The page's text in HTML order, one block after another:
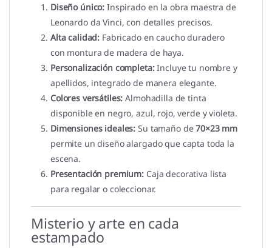
Diseño único: Inspirado en la obra maestra de
Leonardo da Vinci, con detalles precisos.
Alta calidad: Fabricado en caucho duradero
con montura de madera de haya.
Personalización completa:Incluye tu nombre y
apellidos, integrado de manera elegante.
Colores versátiles: Almohadilla de tinta
disponible en negro, azul, rojo, verde y violeta.
Dimensiones ideales: Su tamaño de70×23 mm
permite un diseño alargado que capta toda la
escena.
Presentación premium: Caja decorativa lista
para regalar o coleccionar.
Misterio y arte en cada
estampado